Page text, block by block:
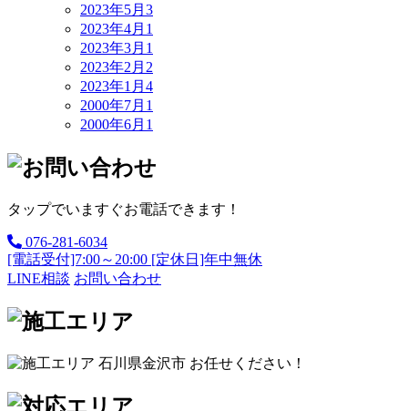
2023年5月 3
2023年4月 1
2023年3月 1
2023年2月 2
2023年1月 4
2000年7月 1
2000年6月 1
タップでいますぐお電話できます！
076-281-6034
[電話受付]7:00～20:00 [定休日]年中無休
LINE相談 お問い合わせ